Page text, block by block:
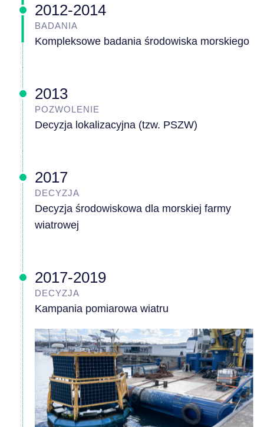
2012-2014
BADANIA
Kompleksowe badania środowiska morskiego
2013
POZWOLENIE
Decyzja lokalizacyjna (tzw. PSZW)
2017
DECYZJA
Decyzja środowiskowa dla morskiej farmy
wiatrowej
2017-2019
DECYZJA
Kampania pomiarowa wiatru